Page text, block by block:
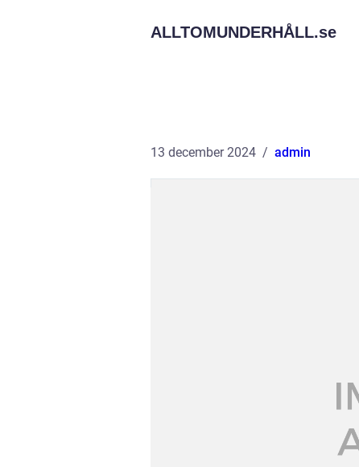
ALLTOMUNDERHÅLL.se
13 december 2024 admin